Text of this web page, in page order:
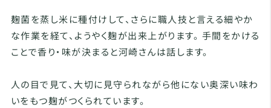
麹菌を蒸し米に種付けして、さらに職人技と言える細やか
な作業を経て、ようやく麹が出来上がります。 手間をかける
ことで香り・味が決まると河崎さんは話します。
人の目で見て、大切に見守られながら他にない奥深い味わ
いをもつ麹がつくられています。